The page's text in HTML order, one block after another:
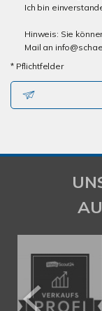
Ich bin
Hinweis: Sie
Mail an
* Pflichtfelder